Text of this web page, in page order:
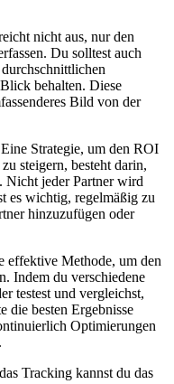
nicht ⁤aus, nur⁣ den
Du‍ solltest auch
behalten. Diese
Bild von der
Strategie, um den‌ ROI⁣
⁤steigern, besteht darin,
Nicht jeder​ Partner wird​
es wichtig, regelmäßig zu
hinzuzufügen oder
effektive Methode, um den
Indem du⁤ verschiedene
testest⁣ und vergleichst,‍
⁤die‌ besten‌ Ergebnisse
Optimierungen
Tracking ⁢kannst ‌du das